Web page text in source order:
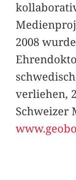
2008
verliehen,
Schweizer